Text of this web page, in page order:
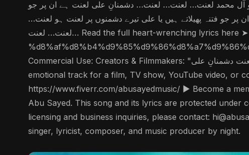
محمد لعنت… لعنت… لعنت… دشمنانِ علی لعنت ہے ان پر جو
جو فتنہ پھیلاتے ہیں یا علی تیرے دشمنوں پر لعنت ہو لعنت…
لعنت… لعنت… Read the full heart-wrenching lyrics here ➤ https://abusayed.com.bd/projects/%d9%84%d8%b9%d9%86%d8%aa-
Commercial Use: Creators & Filmmakers: "لعنت دشمنانِ علی (Lanat-E-Dushmane Ali) " is now available to license for your projects! If you need a powerful,
emotional track for a film, TV show, YouTube video, or
https://www.fiverr.com/abusayedmusic/ ▶️ Become a
Abu Sayed. This song and its lyrics are protected
licensing and business inquiries, please contact:
singer, lyricist, composer, and music producer by night.